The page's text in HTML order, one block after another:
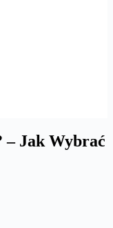
– Jak Wybrać